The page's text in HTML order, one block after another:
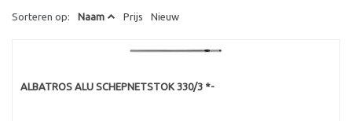
Sorteren op: Naam Prijs Nieuw
ALBATROS ALU SCHEPNETSTOK 330/3 *-